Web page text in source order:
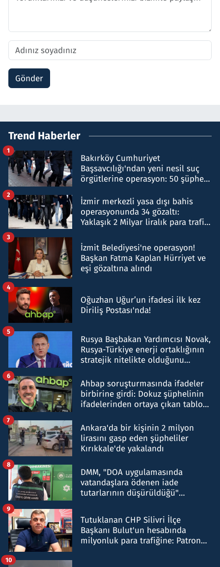
Gönder
Trend Haberler
Bakırköy Cumhuriyet
Başsavcılığı'ndan yeni nesil suç
örgütlerine operasyon: 50 şüpheli
1
İzmir merkezli yasa dışı bahis
operasyonunda 34 gözaltı:
Yaklaşık 2 Milyar liralık para trafiği
2
İzmit Belediyesi'ne operasyon!
Başkan Fatma Kaplan Hürriyet ve
eşi gözaltına alındı
3
Oğuzhan Uğur’un ifadesi ilk kez
Diriliş Postası'nda!
4
Rusya Başbakan Yardımcısı Novak,
Rusya-Türkiye enerji ortaklığının
stratejik nitelikte olduğunu
5
Ahbap soruşturmasında ifadeler
birbirine girdi: Dokuz şüphelinin
ifadelerinden ortaya çıkan tablo
6
Ankara'da bir kişinin 2 milyon
lirasını gasp eden şüpheliler
Kırıkkale'de yakalandı
7
DMM, "DOA uygulamasında
vatandaşlara ödenen iade
tutarlarının düşürüldüğü"
8
Tutuklanan CHP Silivri İlçe
Başkanı Bulut'un hesabında
milyonluk para trafiğine: Patron
9
10